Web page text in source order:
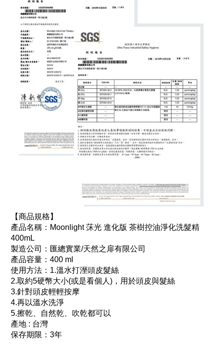
【商品規格】
產品名稱：Moonlight 莯光 進化版 茶樹控油淨化洗髮精
400mL
製造公司：匯總實業/天然之扉有限公司
產品容量：400 ml
使用方法：1.溫水打溼頭皮髮絲
2.取約5硬幣大小(或是看個人)，用於頭皮與髮絲
3.針對頭皮輕輕按摩
4.再以溫水洗淨
5.擦乾、自然乾、吹乾都可以
產地 : 台灣
保存期限：3年